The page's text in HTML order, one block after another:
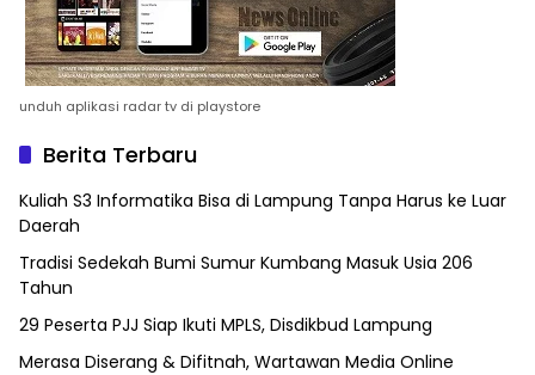
unduh aplikasi radar tv di playstore
Berita Terbaru
Kuliah S3 Informatika Bisa di Lampung Tanpa Harus ke Luar
Daerah
Tradisi Sedekah Bumi Sumur Kumbang Masuk Usia 206
Tahun
29 Peserta PJJ Siap Ikuti MPLS, Disdikbud Lampung
Merasa Diserang & Difitnah, Wartawan Media Online